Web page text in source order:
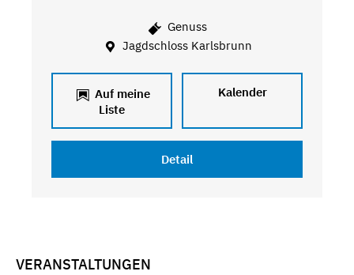
Genuss
Jagdschloss Karlsbrunn
Auf meine
Liste
Kalender
Detail
VERANSTALTUNGEN